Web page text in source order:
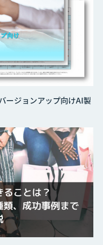
ージョンアップ向けAI製